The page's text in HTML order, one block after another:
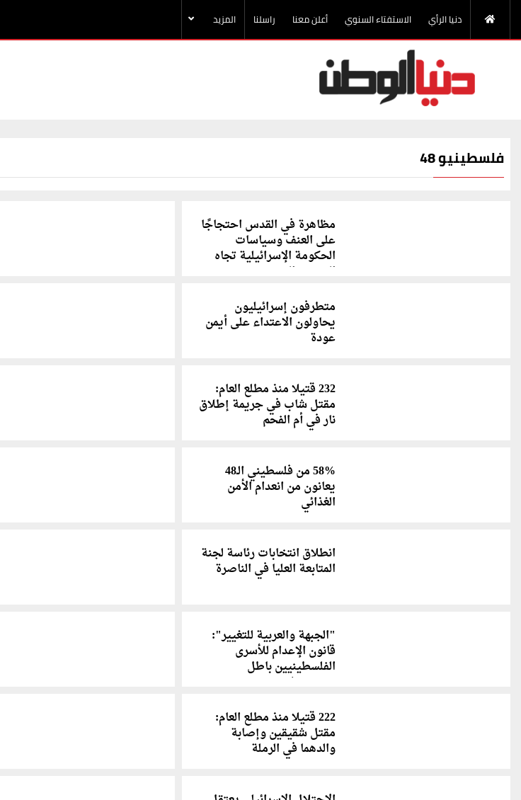
دنيا الرأي الاستفتاء السنوي أعلن معنا راسلنا المزيد
فلسطينيو 48
مظاهرة في القدس احتجاجًا
على العنف وسياسات
الحكومة الإسرائيلية تجاه
المجتمع العربي
متطرفون إسرائيليون
يحاولون الاعتداء على أيمن
عودة
232 قتيلا منذ مطلع العام:
مقتل شاب في جريمة إطلاق
نار في أم الفحم
58% من فلسطيني الـ48
يعانون من انعدام الأمن
الغذائي
انطلاق انتخابات رئاسة لجنة
المتابعة العليا في الناصرة
"الجبهة والعربية للتغيير":
قانون الإعدام للأسرى
الفلسطينيين باطل
وسيسقط
222 قتيلا منذ مطلع العام:
مقتل شقيقين وإصابة
والدهما في الرملة